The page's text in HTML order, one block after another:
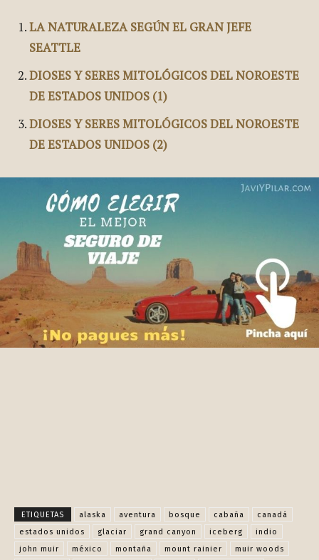
LA NATURALEZA SEGÚN EL GRAN JEFE
SEATTLE
DIOSES Y SERES MITOLÓGICOS DEL NOROESTE
DE ESTADOS UNIDOS (1)
DIOSES Y SERES MITOLÓGICOS DEL NOROESTE
DE ESTADOS UNIDOS (2)
ETIQUETAS alaska aventura bosque cabaña
canadá
estados unidos
glaciar grand canyon iceberg
indio
john muir
méxico montaña mount rainier
muir woods